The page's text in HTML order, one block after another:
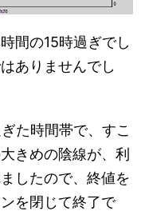
間の15時過ぎでし
ありませんでし
た時間帯で、すこ
きめの陰線が、利
したので、終値を
を閉じて終了で